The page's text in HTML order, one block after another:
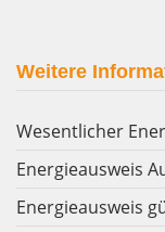
Weitere
Wesentlicher
Energieausweis
Energieausweis